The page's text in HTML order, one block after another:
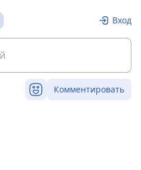
Вход
Комментировать